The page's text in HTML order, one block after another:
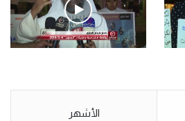
في ساحة الإرادة 4-5-2019.
نبيع مخدرات يعني ولا خمر؟!.
الأشهر